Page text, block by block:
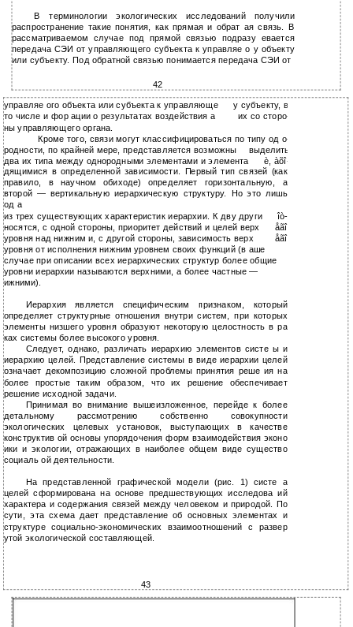
В терминологии экологических исследований получили
распространение такие понятия, как прямая и обрат ая связь. В
рассматриваемом случае под прямой связью подразу евается
передача СЭИ от управляющего субъекта к управляе о у объекту
или субъекту. Под обратной связью понимается передача СЭИ от
42
управляе ого объекта или субъекта к управляюще
у субъекту, в
то числе и фор ации о результатах воздействия а
их со сторо-
ны управляющего органа.
Кроме того, связи могут классифицироваться по типу од о-
родности, по крайней мере, представляется возможны
выделить
два их типа между однородными элементами и элемента
è, àõî-
дящимися в определенной зависимости. Первый тип связей (как
правило, в научном обиходе) определяет горизонтальную, а
второй — вертикальную иерархическую структуру. Но это лишь
од а
из трех существующих характеристик иерархии. К дву други
îò-
носятся, с одной стороны, приоритет действий и целей верх åãî
уровня над нижним и, с другой стороны, зависимость верх
åãî
уровня от исполнения нижним уровнем своих функций (в аше
случае при описании всех иерархических структур более общие
уровни иерархии называются верхними, а более частные —
ижними).
Иерархия является специфическим признаком, который
определяет структурные отношения внутри систем, при которых
элементы низшего уровня образуют некоторую целостность в ра
ках системы более высокого уровня.
Следует, однако, различать иерархию элементов систе ы и
иерархию целей. Представление системы в виде иерархии целей
означает декомпозицию сложной проблемы принятия реше ия на
более простые таким образом, что их решение обеспечивает
решение исходной задачи.
Принимая во внимание вышеизложенное, перейде к более
детальному рассмотрению собственно совокупности
экологических целевых установок, выступающих в качестве
конструктив ой основы упорядочения форм взаимодействия эконо
ики и экологии, отражающих в наиболее общем виде существо
социаль ой деятельности.
На представленной графической модели (рис. 1) систе а
целей сформирована на основе предшествующих исследова ий
характера и содержания связей между человеком и природой. По
сути, эта схема дает представление об основных элементах и
структуре социально-экономических взаимоотношений с развер
утой экологической составляющей.
43